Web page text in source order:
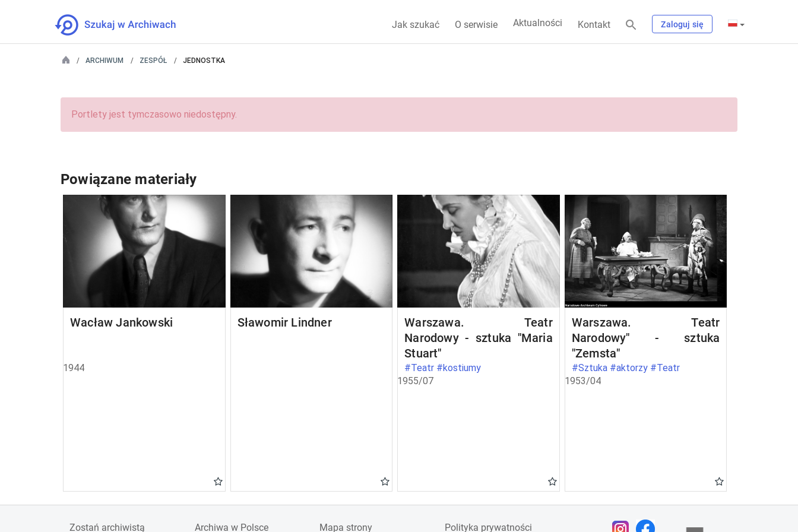
Jak szukać O serwisie Aktualności Kontakt Zaloguj się
ARCHIWUM ZESPÓŁ JEDNOSTKA
Portlety jest tymczasowo niedostępny.
Powiązane materiały
Wacław Jankowski
1944
Sławomir Lindner
Warszawa. Teatr
Narodowy - sztuka "Maria
Stuart"
#Teatr #kostiumy
1955/07
Warszawa. Teatr
Narodowy" - sztuka
"Zemsta"
#Sztuka #aktorzy #Teatr
1953/04
Zostań archiwistą Archiwa w Polsce Mapa strony Polityka prywatności